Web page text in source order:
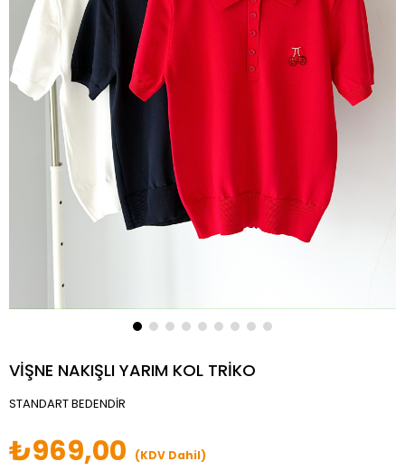
VİŞNE NAKIŞLI YARIM KOL TRİKO
STANDART BEDENDİR
₺969,00 (KDV Dahil)